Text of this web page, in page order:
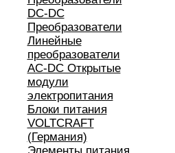
DC-DC
Преобразователи
Линейные
преобразователи
AC-DC Открытые
модули
электропитания
Блоки питания
VOLTCRAFT
(Германия)